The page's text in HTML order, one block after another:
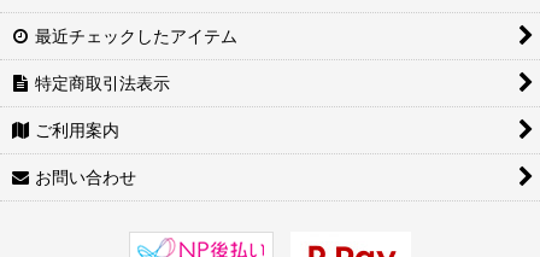
最近チェックしたアイテム
特定商取引法表示
ご利用案内
お問い合わせ